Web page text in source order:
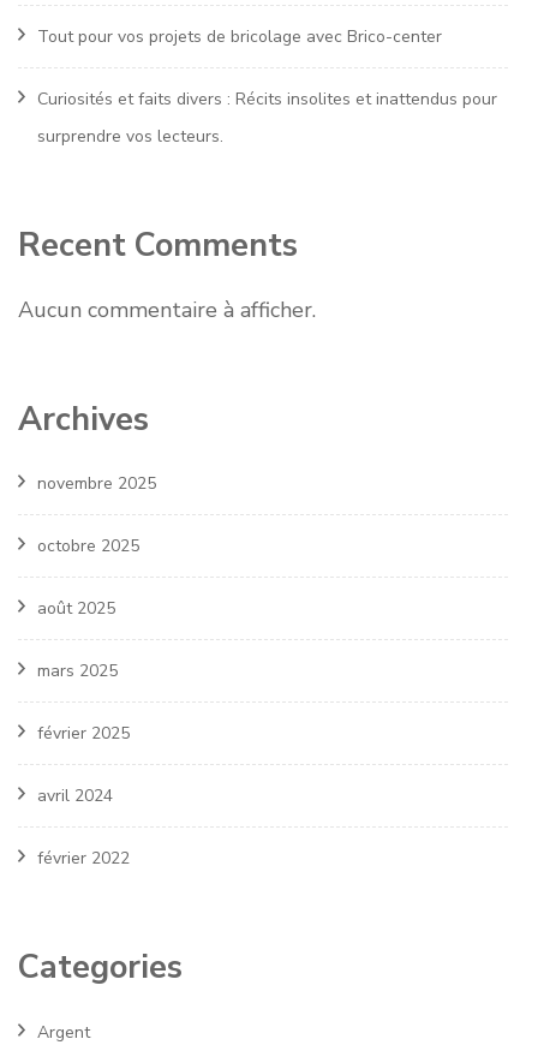
Tout pour vos projets de bricolage avec Brico-center
Curiosités et faits divers : Récits insolites et inattendus pour
surprendre vos lecteurs.
Recent Comments
Aucun commentaire à afficher.
Archives
novembre 2025
octobre 2025
août 2025
mars 2025
février 2025
avril 2024
février 2022
Categories
Argent